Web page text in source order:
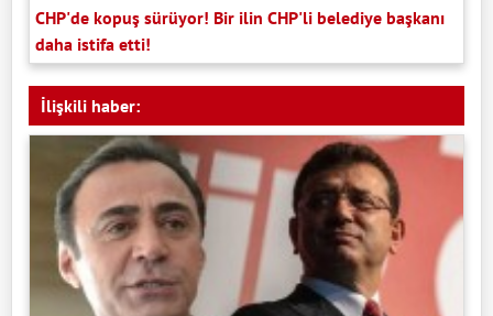
CHP'de kopuş sürüyor! Bir ilin CHP'li belediye başkanı
daha istifa etti!
İlişkili haber: